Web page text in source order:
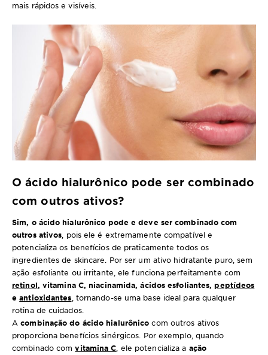
mais rápidos e visíveis.
O ácido hialurônico pode ser combinado
com outros ativos?
Sim, o ácido hialurônico pode e deve ser combinado com
outros ativos, pois ele é extremamente compatível e
potencializa os benefícios de praticamente todos os
ingredientes de skincare. Por ser um ativo hidratante puro, sem
ação esfoliante ou irritante, ele funciona perfeitamente com
retinol, vitamina C, niacinamida, ácidos esfoliantes,peptídeos
eantioxidantes, tornando-se uma base ideal para qualquer
rotina de cuidados.
Acombinação do ácido hialurônico com outros ativos
proporciona benefícios sinérgicos. Por exemplo, quando
combinado comvitamina C, ele potencializa a ação